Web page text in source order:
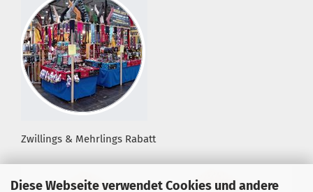
Diese Webseite verwendet Cookies und andere
Zwillings & Mehrlings Rabatt